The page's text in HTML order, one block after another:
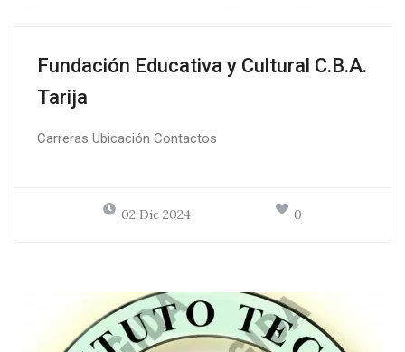
Fundación Educativa y Cultural C.B.A.
Tarija
Carreras Ubicación Contactos
02 Dic 2024 0